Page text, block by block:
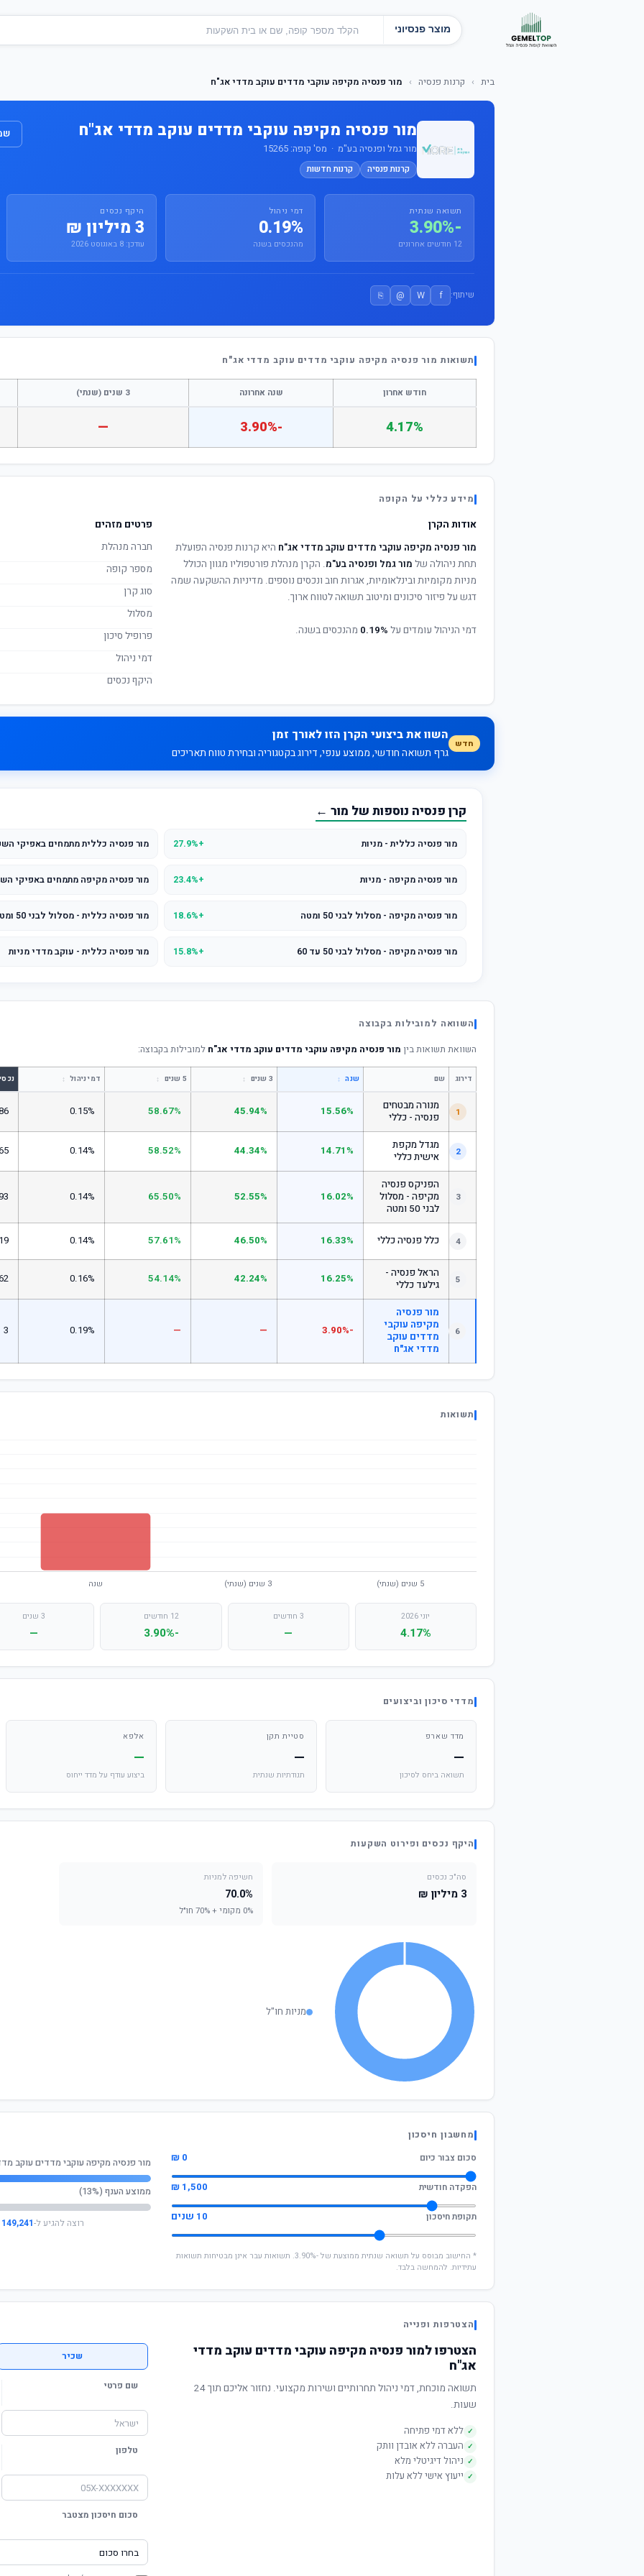
מוצר פנסיוני
בית › קרנות פנסיה › מור פנסיה מקיפה עוקבי מדדים עוקב מדדי אג"ח
מור פנסיה מקיפה עוקבי מדדים עוקב מדדי אג"ח
מור גמל ופנסיה בע"מ · מס' קופה: 15265
קרנות פנסיה קרנות חדשות
תשואה שנתית
-3.90%
12 חודשים אחרונים
דמי ניהול
0.19%
מהנכסים בשנה
היקף נכסים
3 מיליון ₪
עודכן: 8 באוגוסט 2026
שיתוף: f
W
@
⎘
תשואות מור פנסיה מקיפה עוקבי מדדים עוקב מדדי אג"ח
חודש אחרון שנה אחרונה 3 שנים (שנתי)
4.17%
-3.90%
—
מידע כללי על הקופה
אודות הקרן
מור פנסיה מקיפה עוקבי מדדים עוקב מדדי אג"ח היא קרנות פנסיה הפועלת
תחת ניהולה של מור גמל ופנסיה בע"מ. הקרן מנהלת פורטפוליו מגוון הכולל
מניות מקומיות ובינלאומיות, אגרות חוב ונכסים נוספים. מדיניות ההשקעה שמה
דגש על פיזור סיכונים ומיטוב תשואה לטווח ארוך.
דמי הניהול עומדים על 0.19% מהנכסים בשנה.
פרטים מזהים
חברה מנהלת
מספר קופה
סוג קרן
מסלול
פרופיל סיכון
דמי ניהול
היקף נכסים
חדש
השוו את ביצועי הקרן הזו לאורך זמן
גרף תשואה חודשי, ממוצע ענפי, דירוג בקטגוריה ובחירת טווח תאריכים
קרן פנסיה נוספות של מור ←
מור פנסיה כללית - מניות +27.9% מור פנסיה כללית מתמחים באפיקי
מור פנסיה מקיפה - מניות +23.4% מור פנסיה מקיפה מתמחים באפיקי
מור פנסיה מקיפה - מסלול לבני 50 ומטה +18.6% מור פנסיה כללית - מסלול לבני 50 ומטה
מור פנסיה מקיפה - מסלול לבני 50 עד 60 +15.8% מור פנסיה כללית - עוקב מדדי מניות
השוואה למובילות בקבוצה
השוואת תשואות בין מור פנסיה מקיפה עוקבי מדדים עוקב מדדי אג"ח למובילות בקבוצה:
דירוג שם שנה ↕ 3 שנים ↕ 5 שנים ↕ דמי ניהול ↕
1
מנורה מבטחים
פנסיה - כללי
15.56%
45.94%
58.67%
0.15%
2
מגדל מקפת
אישית כללי
14.71%
44.34%
58.52%
0.14%
3
הפניקס פנסיה
מקיפה - מסלול
לבני 50 ומטה
16.02%
52.55%
65.50%
0.14%
4 כלל פנסיה כללי 16.33%
46.50%
57.61%
0.14%
5
הראל פנסיה -
גילעד כללי
16.25%
42.24%
54.14%
0.16%
6
מור פנסיה
מקיפה עוקבי
מדדים עוקב
מדדי אג"ח
-3.90%
—
—
0.19%
3
תשואות
יוני 2026
4.17%
3 חודשים
—
12 חודשים
-3.90%
3 שנים
—
מדדי סיכון וביצועים
מדד שארפ
—
תשואה ביחס לסיכון
סטיית תקן
—
תנודתיות שנתית
אלפא
—
ביצוע עודף על מדד ייחוס
היקף נכסים ופירוט השקעות
סה"כ נכסים
3 מיליון ₪
חשיפה למניות
70.0%
0% מקומי + 70% חו"ל
מניות חו"ל
מחשבון חיסכון
סכום צבור כיום
0 ₪
הפקדה חודשית 1,500 ₪
תקופת חיסכון 10 שנים
* החישוב מבוסס על תשואה שנתית ממוצעת של -3.90%. תשואות עבר אינן מבטיחות תשואות
עתידיות. להמחשה בלבד.
מור פנסיה מקיפה עוקבי מדדים עוקב
ממוצע הענף (13%)
רוצה להגיע ל-149,241 ₪
הצטרפות ופנייה
הצטרפו למור פנסיה מקיפה עוקבי מדדים עוקב מדדי
אג"ח
תשואה מוכחת, דמי ניהול תחרותיים ושירות מקצועי. נחזור אליכם תוך 24
שעות.
✓ ללא דמי פתיחה
✓ העברה ללא אובדן וותק
✓ ניהול דיגיטלי מלא
✓ ייעוץ אישי ללא עלות
שכיר
שם פרטי
טלפון
סכום חיסכון מצטבר